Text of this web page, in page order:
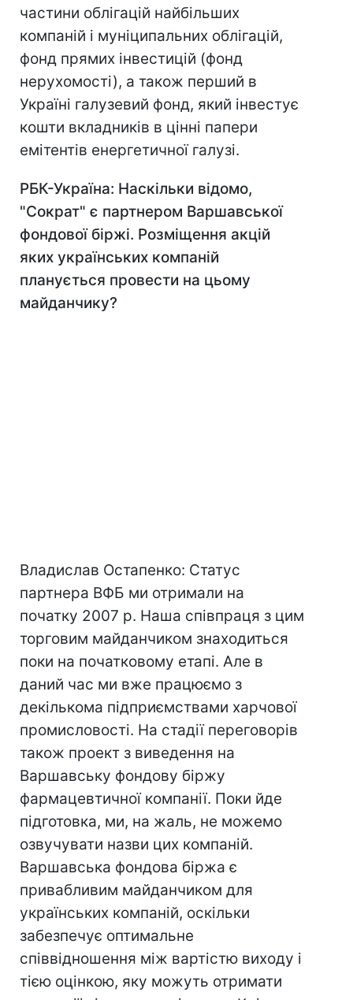
частини облігацій найбільших
компаній і муніципальних облігацій,
фонд прямих інвестицій (фонд
нерухомості), а також перший в
Україні галузевий фонд, який інвестує
кошти вкладників в цінні папери
емітентів енергетичної галузі.
РБК-Україна: Наскільки відомо,
"Сократ" є партнером Варшавської
фондової біржі. Розміщення акцій
яких українських компаній
планується провести на цьому
майданчику?
Владислав Остапенко: Статус
партнера ВФБ ми отримали на
початку 2007 р. Наша співпраця з цим
торговим майданчиком знаходиться
поки на початковому етапі. Але в
даний час ми вже працюємо з
декількома підприємствами харчової
промисловості. На стадії переговорів
також проект з виведення на
Варшавську фондову біржу
фармацевтичної компанії. Поки йде
підготовка, ми, на жаль, не можемо
озвучувати назви цих компаній.
Варшавська фондова біржа є
привабливим майданчиком для
українських компаній, оскільки
забезпечує оптимальне
співвідношення між вартістю виходу і
тією оцінкою, яку можуть отримати